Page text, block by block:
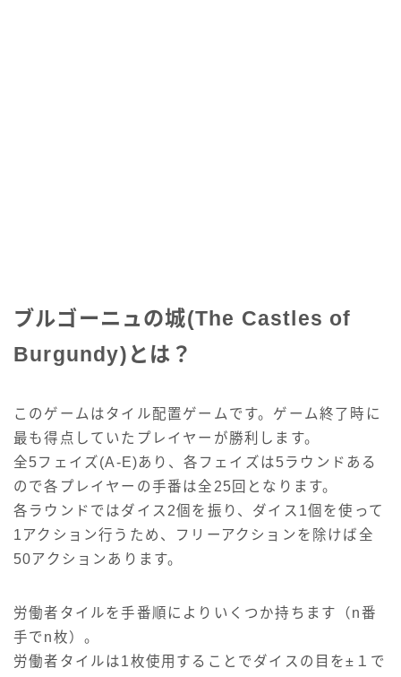
ブルゴーニュの城(The Castles of
Burgundy)とは？
このゲームはタイル配置ゲームです。ゲーム終了時に
最も得点していたプレイヤーが勝利します。
全5フェイズ(A-E)あり、各フェイズは5ラウンドある
ので各プレイヤーの手番は全25回となります。
各ラウンドではダイス2個を振り、ダイス1個を使って
1アクション行うため、フリーアクションを除けば全
50アクションあります。
労働者タイルを手番順によりいくつか持ちます（n番
手でn枚）。
労働者タイルは1枚使用することでダイスの目を±１で